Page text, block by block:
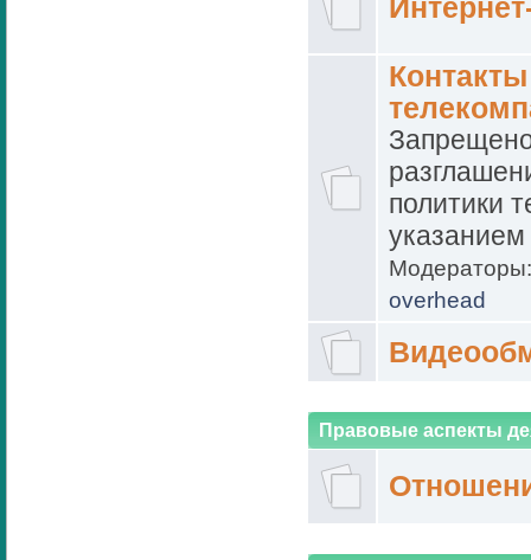
политики
overhead
Правовые аспекты